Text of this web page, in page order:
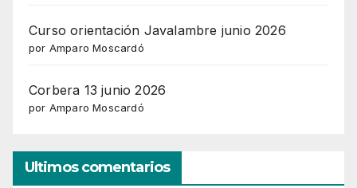
Curso orientación Javalambre junio 2026
por Amparo Moscardó
Corbera 13 junio 2026
por Amparo Moscardó
Ultimos comentarios